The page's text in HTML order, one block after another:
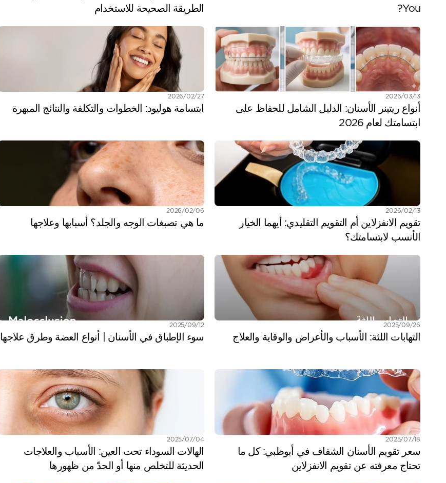
You?
الطريقة الصحيحة للاستخدام
13‏/03‏/2026
ابتسامتك لعام 2026
27‏/02‏/2026
ابتسامة هوليود: الخطوات والتكلفة والنتائج المبهرة
13‏/02‏/2026
الأنسب لابتسامتك؟
06‏/02‏/2026
ما هي تصبغات الوجه والجلد؟ أسبابها وعلاجها
26‏/09‏/2025
التهابات اللثة: الأسباب والأعراض والوقاية والعلاج
12‏/09‏/2025
سوء الإطباق في الأسنان | أنواع العضة وطرق علاجها
18‏/07‏/2025
تحتاج معرفته عن تقويم الانفزلاين
04‏/07‏/2025
الحديثة للتخلص منها أو الحدّ من ظهورها